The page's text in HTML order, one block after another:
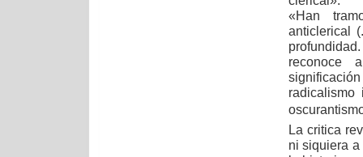
«Han
anticlerical
reconoce
radicalismo
La critica
ni siquiera